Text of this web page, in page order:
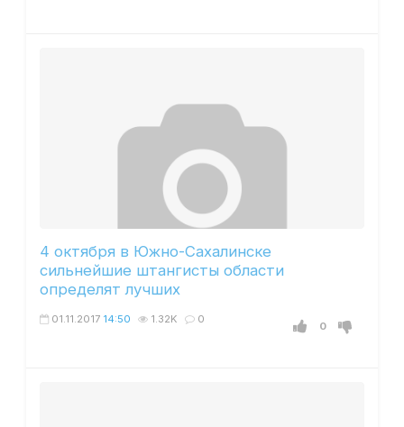
4 октября в Южно-Сахалинске
сильнейшие штангисты области
определят лучших
0
01.11.2017 14:50 1.32K 0